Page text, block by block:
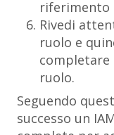
riferimento
Rivedi
ruolo e
completare
ruolo.
Seguendo
successo un